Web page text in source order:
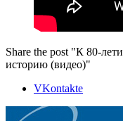
Share the post "К 80-
историю (видео)"
VKontakte